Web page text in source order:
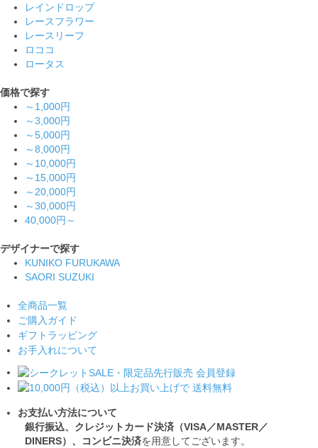
レインドロップ
レースフラワー
レースリーフ
ロココ
ロータス
価格で探す
～1,000円
～3,000円
～5,000円
～8,000円
～10,000円
～15,000円
～20,000円
～30,000円
40,000円～
デザイナーで探す
KUNIKO FURUKAWA
SAORI SUZUKI
全商品一覧
ご購入ガイド
ギフトラッピング
お手入れについて
お支払い方法について
銀行振込、クレジットカード決済（VISA／MASTER／
DINERS）、コンビニ決済を用意してございます。